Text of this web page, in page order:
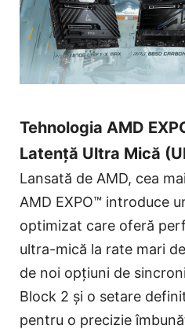
Tehnologia AMD
Latență Ultra Mică
Lansată de AMD, cea
AMD EXPO™ introduce
optimizat care oferă
ultra-mică la rate mari
de noi opțiuni de
Block 2 și o setare
pentru o precizie